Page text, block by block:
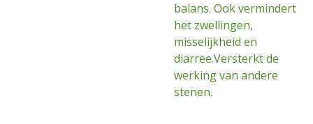
balans. Ook vermindert
het zwellingen,
misselijkheid en
diarree.Versterkt de
werking van andere
stenen.